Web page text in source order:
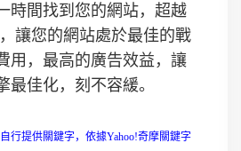
時間找到您的網站，超越
讓您的網站處於最佳的戰
用，最高的廣告效益，讓
最佳化，刻不容緩。
行提供關鍵字，依據Yahoo!奇摩關鍵字